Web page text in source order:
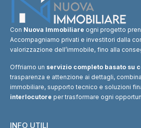
Con Nuova Immobiliare ogni progetto
Accompagniamo privati e investitori dalla
valorizzazione dell’immobile, fino alla
Offriamo un servizio completo basato su
trasparenza e attenzione ai dettagli,
immobiliare, supporto tecnico e soluzioni
interlocutore per trasformare ogni
INFO UTILI